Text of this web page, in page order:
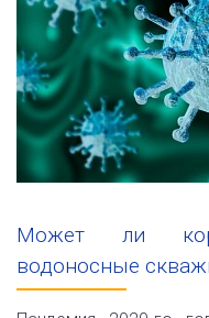
Может ли
водоносные